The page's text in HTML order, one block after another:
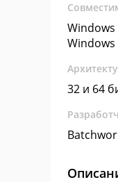
Windows
Windows
32 и 64